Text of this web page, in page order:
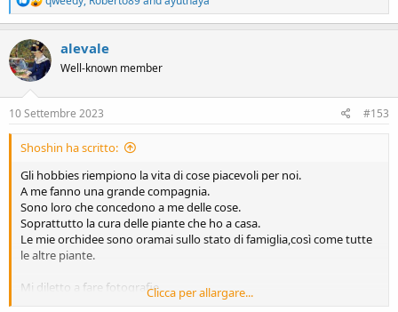
e
a
t
i
n
s
alevale
Well-known member
10 Settembre 2023 #153
Shoshin ha scritto:
Gli hobbies riempiono la vita di cose piacevoli per noi.
A me fanno una grande compagnia.
Sono loro che concedono a me delle cose.
Soprattutto la cura delle piante che ho a casa.
Le mie orchidee sono oramai sullo stato di famiglia,così come tutte
le altre piante.
Mi diletto a fare fotografie.
Naturalmente a livello amatoriale.
Clicca per allargare...